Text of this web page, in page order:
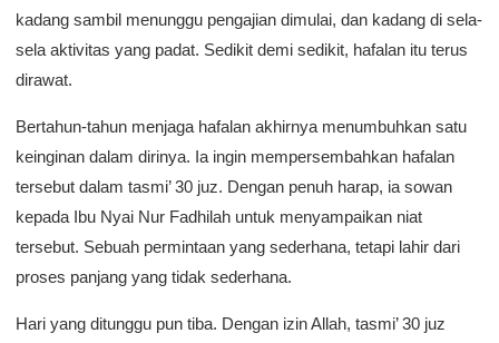
kadang sambil menunggu pengajian dimulai, dan kadang di sela-
sela aktivitas yang padat. Sedikit demi sedikit, hafalan itu terus
dirawat.
Bertahun-tahun menjaga hafalan akhirnya menumbuhkan satu
keinginan dalam dirinya. Ia ingin mempersembahkan hafalan
tersebut dalam tasmi’ 30 juz. Dengan penuh harap, ia sowan
kepada Ibu Nyai Nur Fadhilah untuk menyampaikan niat
tersebut. Sebuah permintaan yang sederhana, tetapi lahir dari
proses panjang yang tidak sederhana.
Hari yang ditunggu pun tiba. Dengan izin Allah, tasmi’ 30 juz